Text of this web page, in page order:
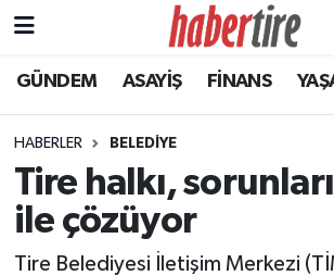
GÜNDEM ASAYİŞ FİNANS
HABERLER BELEDİYE
Tire halkı,
ile çözüyor
Tire Belediyesi İletişim Merkezi
Tire Nöbetçi Eczaneler
Tire Hava Durumu
Tire Trafik Yoğunluk Haritası
Süper Lig Puan Durumu ve